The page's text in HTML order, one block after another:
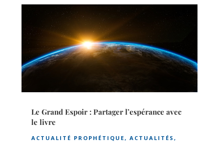
Le Grand Espoir : Partager l’espérance avec
le livre
ACTUALITÉ PROPHÉTIQUE, ACTUALITÉS ,